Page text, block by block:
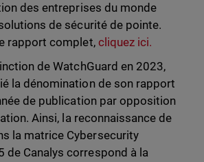
des entreprises du monde
de sécurité de pointe.
rapport complet, cliquez ici.
de WatchGuard en 2023,
la dénomination de son rapport
de publication par opposition
Ainsi, la reconnaissance de
la matrice Cybersecurity
de Canalys correspond à la